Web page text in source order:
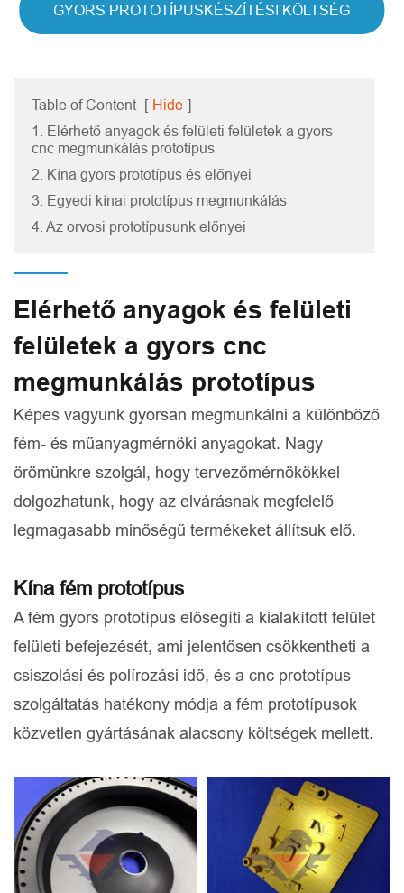
GYORS PROTOTÍPUSKÉSZÍTÉSI KÖLTSÉG
Table of Content [ Hide ]
1. Elérhető anyagok és felületi felületek a gyors
cnc megmunkálás prototípus
2. Kína gyors prototípus és előnyei
3. Egyedi kínai prototípus megmunkálás
4. Az orvosi prototípusunk előnyei
Elérhető anyagok és felületi
felületek a gyors cnc
megmunkálás prototípus
Képes vagyunk gyorsan megmunkálni a különböző
fém- és műanyagmérnöki anyagokat. Nagy
örömünkre szolgál, hogy tervezőmérnökökkel
dolgozhatunk, hogy az elvárásnak megfelelő
legmagasabb minőségű termékeket állítsuk elő.
Kína fém prototípus
A fém gyors prototípus elősegíti a kialakított felület
felületi befejezését, ami jelentősen csökkentheti a
csiszolási és polírozási idő, és a cnc prototípus
szolgáltatás hatékony módja a fém prototípusok
közvetlen gyártásának alacsony költségek mellett.